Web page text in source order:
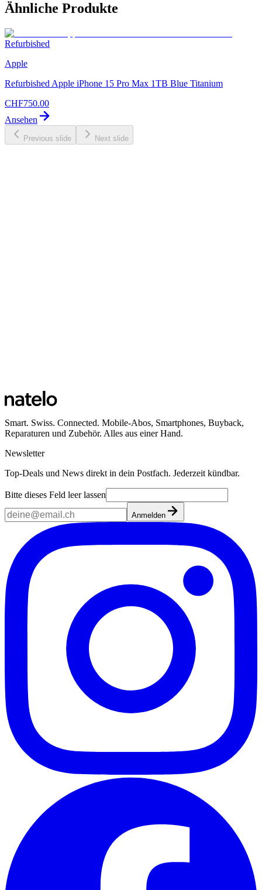
Ähnliche Produkte
Refurbished
Apple
Refurbished Apple iPhone 15 Pro Max 1TB Blue Titanium
CHF750.00
Ansehen
Previous slide Next slide
Smart. Swiss. Connected. Mobile-Abos, Smartphones, Buyback,
Reparaturen und Zubehör. Alles aus einer Hand.
Newsletter
Top-Deals und News direkt in dein Postfach. Jederzeit kündbar.
Bitte dieses Feld leer lassen
Anmelden